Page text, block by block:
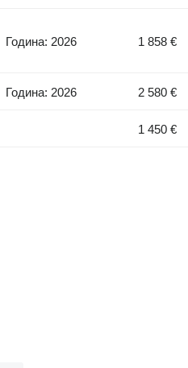
Година: 2026 1 858 €
Година: 2026 2 580 €
1 450 €